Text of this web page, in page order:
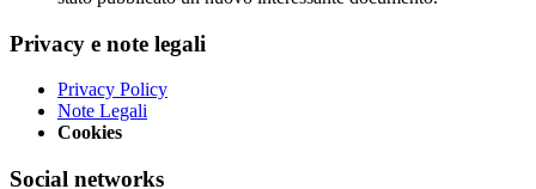
Privacy e note legali
Privacy Policy
Note Legali
Cookies
Social networks